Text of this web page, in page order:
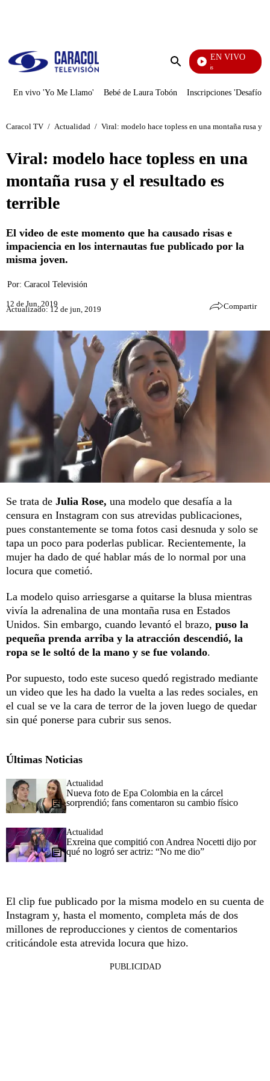
Enviar
EN VIVO
También Caerás
En vivo 'Yo Me Llamo' Bebé de Laura Tobón Inscripciones 'Desafío'
Caracol TV / Actualidad / Viral: modelo hace topless en una montaña rusa y
Viral: modelo hace topless en una
montaña rusa y el resultado es
terrible
El video de este momento que ha causado risas e
impaciencia en los internautas fue publicado por la
misma joven.
Por: Caracol Televisión
12 de Jun, 2019
Actualizado: 12 de jun, 2019 Compartir
Se trata de Julia Rose, una modelo que desafía a la
censura en Instagram con sus atrevidas publicaciones,
pues constantemente se toma fotos casi desnuda y solo se
tapa un poco para poderlas publicar. Recientemente, la
mujer ha dado de qué hablar más de lo normal por una
locura que cometió.
La modelo quiso arriesgarse a quitarse la blusa mientras
vivía la adrenalina de una montaña rusa en Estados
Unidos. Sin embargo, cuando levantó el brazo, puso la
pequeña prenda arriba y la atracción descendió, la
ropa se le soltó de la mano y se fue volando.
Por supuesto, todo este suceso quedó registrado mediante
un video que les ha dado la vuelta a las redes sociales, en
el cual se ve la cara de terror de la joven luego de quedar
sin qué ponerse para cubrir sus senos.
Últimas Noticias
Actualidad
Nueva foto de Epa Colombia en la cárcel
sorprendió; fans comentaron su cambio físico
Actualidad
Exreina que compitió con Andrea Nocetti dijo por
qué no logró ser actriz: “No me dio”
El clip fue publicado por la misma modelo en su cuenta de
Instagram y, hasta el momento, completa más de dos
millones de reproducciones y cientos de comentarios
criticándole esta atrevida locura que hizo.
PUBLICIDAD